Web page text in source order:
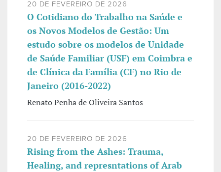
20 DE FEVEREIRO DE 2026
O Cotidiano do Trabalho na Saúde e
os Novos Modelos de Gestão: Um
estudo sobre os modelos de Unidade
de Saúde Familiar (USF) em Coimbra e
de Clínica da Família (CF) no Rio de
Janeiro (2016-2022)
Renato Penha de Oliveira Santos
20 DE FEVEREIRO DE 2026
Rising from the Ashes: Trauma,
Healing, and represntations of Arab